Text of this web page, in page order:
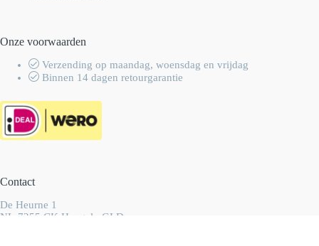
Onze voorwaarden
Verzending op maandag, woensdag en vrijdag
Binnen 14 dagen retourgarantie
Contact
De Heurne 1
NL-7255 CK Hengelo GLD